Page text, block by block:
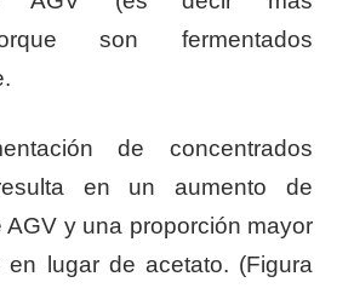
son fermentados
de concentrados
en un aumento de
AGV y una proporción mayor
en lugar de acetato. (Figura